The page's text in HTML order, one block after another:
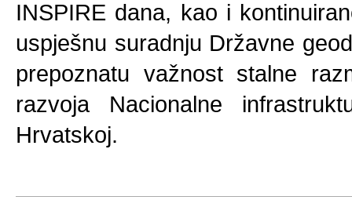
INSPIRE dana, kao i
uspješnu suradnju Državne
prepoznatu važnost stalne
razvoja Nacionalne
Hrvatskoj.